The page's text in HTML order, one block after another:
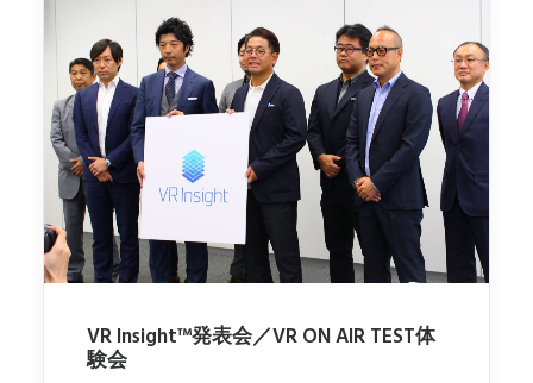
VR Insight™発表会／VR ON AIR TEST体
験会